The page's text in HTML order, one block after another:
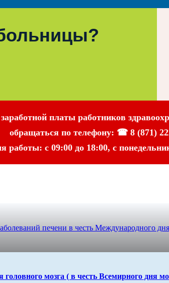
платы работников
обращаться по телефону: ☎ 8 (871)
работы: с 09:00 до 18:00, с
печени в честь Международного
мозга ( в честь Всемирного дня